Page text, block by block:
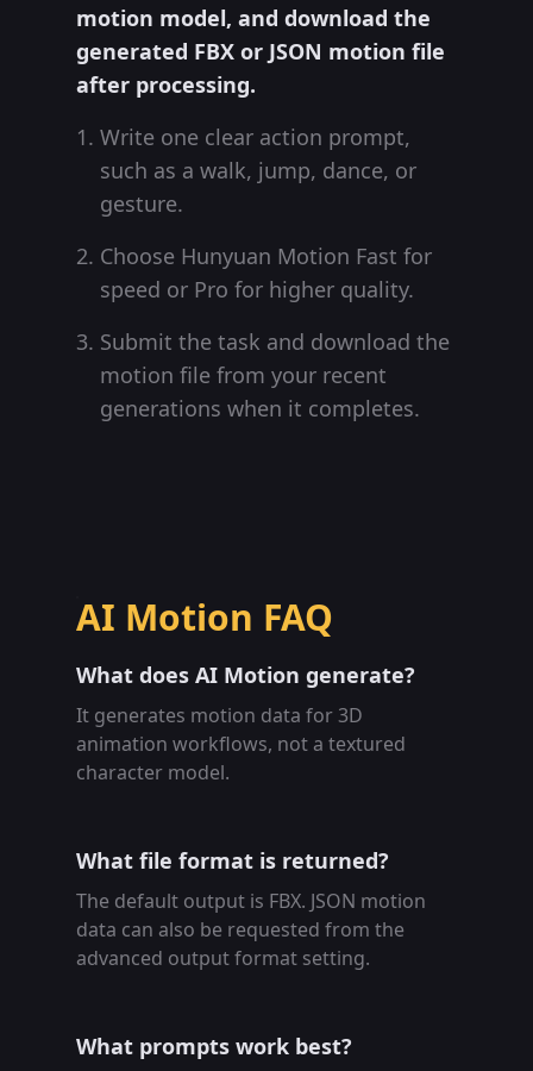
motion model, and download the
generated FBX or JSON motion file
after processing.
Write one clear action prompt,
such as a walk, jump, dance, or
gesture.
Choose Hunyuan Motion Fast for
speed or Pro for higher quality.
Submit the task and download the
motion file from your recent
generations when it completes.
AI Motion FAQ
What does AI Motion generate?
It generates motion data for 3D
animation workflows, not a textured
character model.
What file format is returned?
The default output is FBX. JSON motion
data can also be requested from the
advanced output format setting.
What prompts work best?